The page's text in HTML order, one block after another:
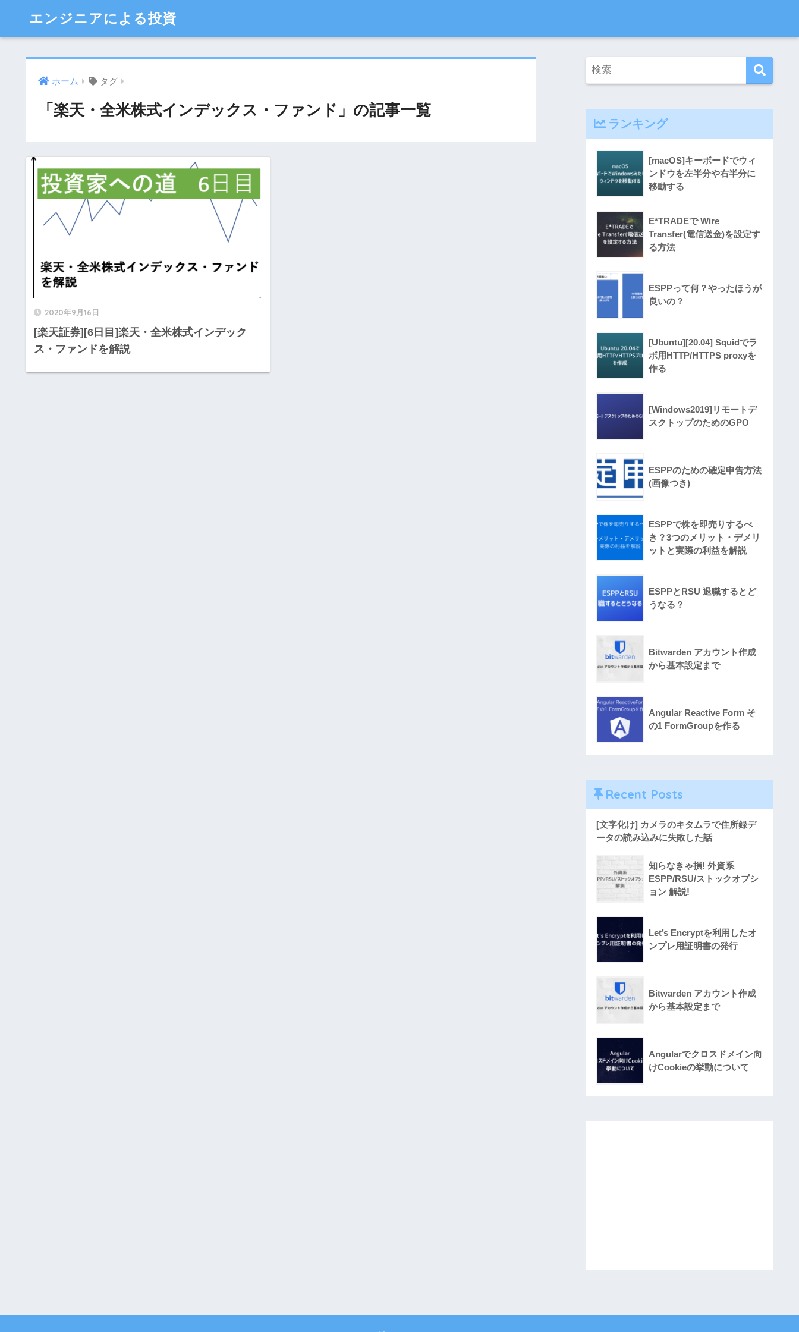
エンジニアによる投資
ホーム タグ
「楽天・全米株式インデックス・ファンド」の記事一覧
2020年9月16日
[楽天証券][6日目]楽天・全米株式インデック
ス・ファンドを解説
ランキング
[macOS]キーボードでウィ
ンドウを左半分や右半分に
移動する
E*TRADEで Wire
Transfer(電信送金)を設定す
る方法
ESPPって何？やったほうが
良いの？
[Ubuntu][20.04] Squidでラ
ボ用HTTP/HTTPS proxyを
作る
[Windows2019]リモートデ
スクトップのためのGPO
ESPPのための確定申告方法
(画像つき)
ESPPで株を即売りするべ
き？3つのメリット・デメリ
ットと実際の利益を解説
ESPPとRSU 退職するとど
うなる？
Bitwarden アカウント作成
から基本設定まで
Angular Reactive Form そ
の1 FormGroupを作る
Recent Posts
[文字化け] カメラのキタムラで住所録デ
ータの読み込みに失敗した話
知らなきゃ損! 外資系
ESPP/RSU/ストックオプシ
ョン 解説!
Let’s Encryptを利用したオ
ンプレ用証明書の発行
Bitwarden アカウント作成
から基本設定まで
Angularでクロスドメイン向
けCookieの挙動について